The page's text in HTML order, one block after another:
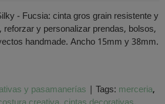
- Fucsia: cinta gros grain resistente y
y personalizar prendas, bolsos,
handmade. Ancho 15mm y 38mm.
y pasamanerías | Tags: merceria